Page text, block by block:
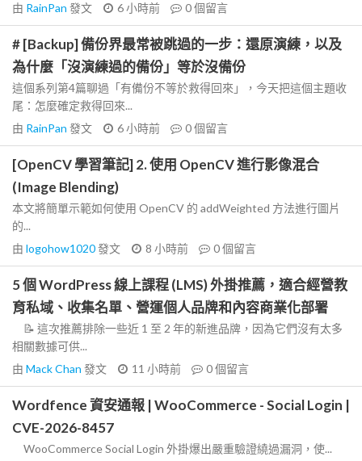
由 RainPan 發文 6 小時前 0個留言
# [Backup] 備份界最常被跳過的一步：還原演練，以及
為什麼「沒演練過的備份」等於沒備份
這個系列第4篇聊過「有備份不等於救得回來」，今天把這個主題收
尾：怎麼確定救得回來...
由 RainPan 發文 6 小時前 0個留言
[OpenCV 學習筆記] 2. 使用 OpenCV 進行影像混合
(Image Blending)
本文將簡單示範如何使用 OpenCV 的 addWeighted 方法進行圖片
的...
由 logohow1020發文 8 小時前 0個留言
5 個 WordPress 線上課程 (LMS) 外掛推薦，適合經營教
育私域、收集名單、營運個人品牌和內容商業化部署
📝 這次推薦排除一些近 1 至 2 年的新進品牌，因為它們沒有太多
相關數據可供...
由 Mack Chan 發文 11 小時前 0個留言
Wordfence 資安通報 | WooCommerce - Social Login |
CVE-2026-8457
WooCommerce Social Login 外掛爆出嚴重驗證繞過漏洞，使...